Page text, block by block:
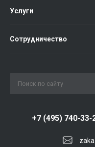
Услуги
Сотрудничество
+7 (495) 740-33-